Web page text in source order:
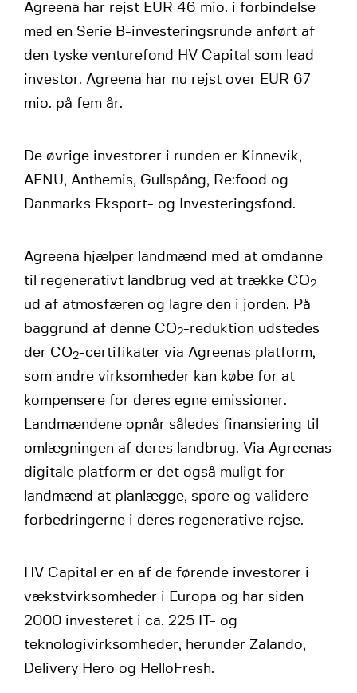
Agreena har rejst EUR 46 mio. i forbindelse
med en Serie B-investeringsrunde anført af
den tyske venturefond HV Capital som lead
investor. Agreena har nu rejst over EUR 67
mio. på fem år.
De øvrige investorer i runden er Kinnevik,
AENU, Anthemis, Gullspång, Re:food og
Danmarks Eksport- og Investeringsfond.
Agreena hjælper landmænd med at omdanne
til regenerativt landbrug ved at trække CO2
ud af atmosfæren og lagre den i jorden. På
baggrund af denne CO2-reduktion udstedes
der CO2-certifikater via Agreenas platform,
som andre virksomheder kan købe for at
kompensere for deres egne emissioner.
Landmændene opnår således finansiering til
omlægningen af deres landbrug. Via Agreenas
digitale platform er det også muligt for
landmænd at planlægge, spore og validere
forbedringerne i deres regenerative rejse.
HV Capital er en af de førende investorer i
vækstvirksomheder i Europa og har siden
2000 investeret i ca. 225 IT- og
teknologivirksomheder, herunder Zalando,
Delivery Hero og HelloFresh.